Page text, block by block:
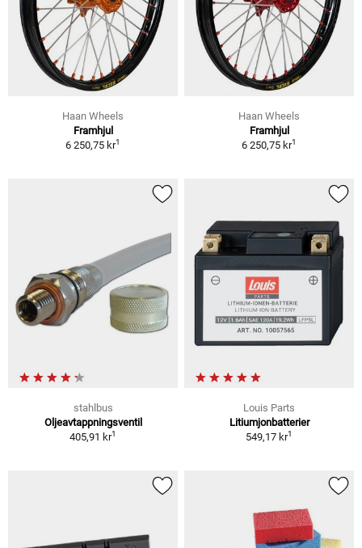
Haan Wheels
Framhjul
6 250,75 kr1
Haan Wheels
Framhjul
6 250,75 kr1
stahlbus
Oljeavtappningsventil
405,91 kr1
Louis Parts
Litiumjonbatterier
549,17 kr1